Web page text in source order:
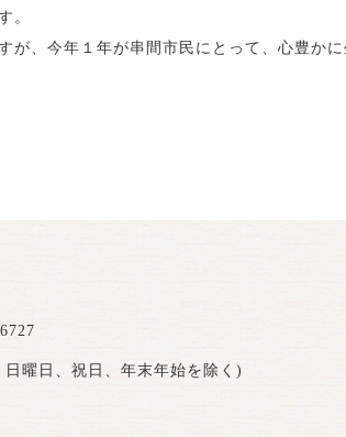
。
が、今年１年が串間市民にとって、心豊か
曜日、祝日、年末年始を除く)